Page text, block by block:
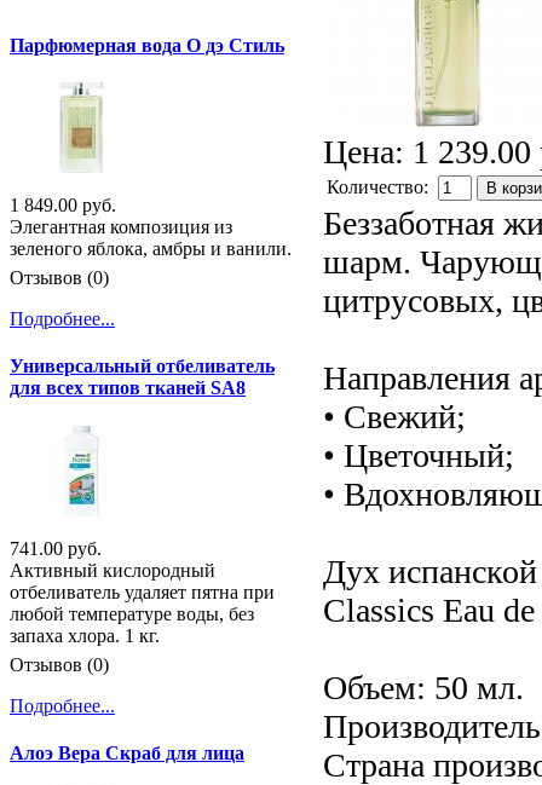
Цена: 1 239.00
Количество: В
Беззаботная
шарм.
цитрусовых,
Направления
• Свежий;
• Цветочный;
•
Дух
Classics Eau
Объем: 50 мл.
Страна
Парфюмерная вода О дэ Стиль
1 849.00 руб.
Элегантная композиция из
зеленого яблока, амбры и ванили.
Отзывов (0)
Подробнее...
Универсальный отбеливатель
для всех типов тканей SA8
741.00 руб.
Активный кислородный
отбеливатель удаляет пятна при
любой температуре воды, без
запаха хлора. 1 кг.
Отзывов (0)
Подробнее...
Алоэ Вера Скраб для лица